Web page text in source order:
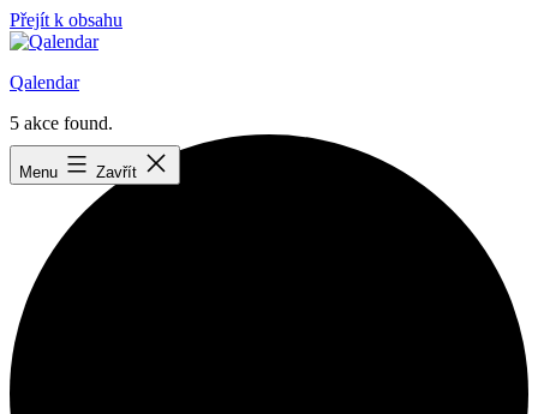
Přejít k obsahu
Qalendar
Menu Zavřít
5 akce found.